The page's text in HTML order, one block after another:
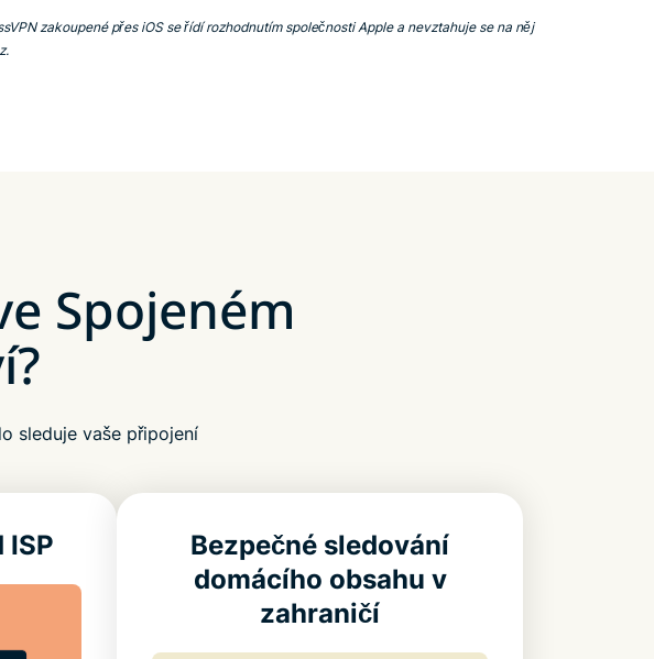
zakoupené přes iOS se řídí rozhodnutím společnosti Apple a nevztahuje se na něj
Spojeném
sleduje vaše připojení
Bezpečné sledování
domácího obsahu v
zahraničí